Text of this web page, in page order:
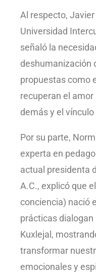
Al respecto,
Universidad
señaló la
deshumanización
propuestas como
recuperan el
demás y el
Por su parte,
experta en
actual presidenta
A.C., explicó que
conciencia) nació
prácticas dialogan
Kuxlejal,
transformar
emocionales y